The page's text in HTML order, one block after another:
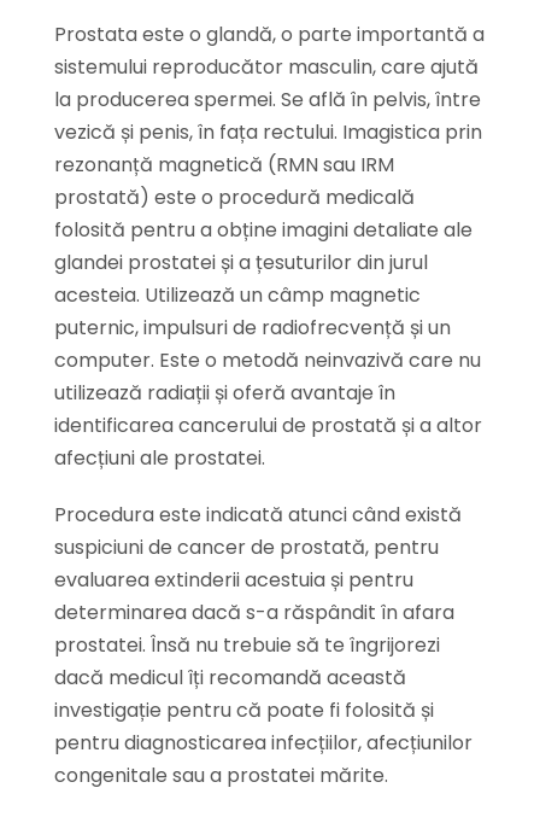
Prostata este o glandă, o parte importantă a
sistemului reproducător masculin, care ajută
la producerea spermei. Se află în pelvis, între
vezică și penis, în fața rectului. Imagistica prin
rezonanță magnetică (RMN sau IRM
prostată) este o procedură medicală
folosită pentru a obține imagini detaliate ale
glandei prostatei și a țesuturilor din jurul
acesteia. Utilizează un câmp magnetic
puternic, impulsuri de radiofrecvență și un
computer. Este o metodă neinvazivă care nu
utilizează radiații și oferă avantaje în
identificarea cancerului de prostată și a altor
afecțiuni ale prostatei.
Procedura este indicată atunci când există
suspiciuni de cancer de prostată, pentru
evaluarea extinderii acestuia și pentru
determinarea dacă s-a răspândit în afara
prostatei. Însă nu trebuie să te îngrijorezi
dacă medicul îți recomandă această
investigație pentru că poate fi folosită și
pentru diagnosticarea infecțiilor, afecțiunilor
congenitale sau a prostatei mărite.